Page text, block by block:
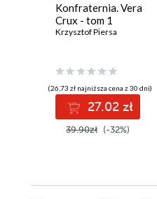
Konfraternia. Vera
Crux - tom 1
Krzysztof Piersa
(26,73 zł najniższa cena z 30 dni)
27.02 zł
39.90zł (-32%)